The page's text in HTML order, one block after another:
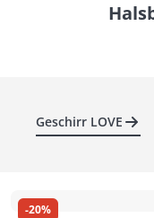
Geschirr LOVE
-20%